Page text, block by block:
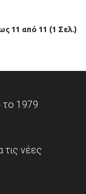
11 από 11 (1 Σελ.)
το 1979
τις νέες